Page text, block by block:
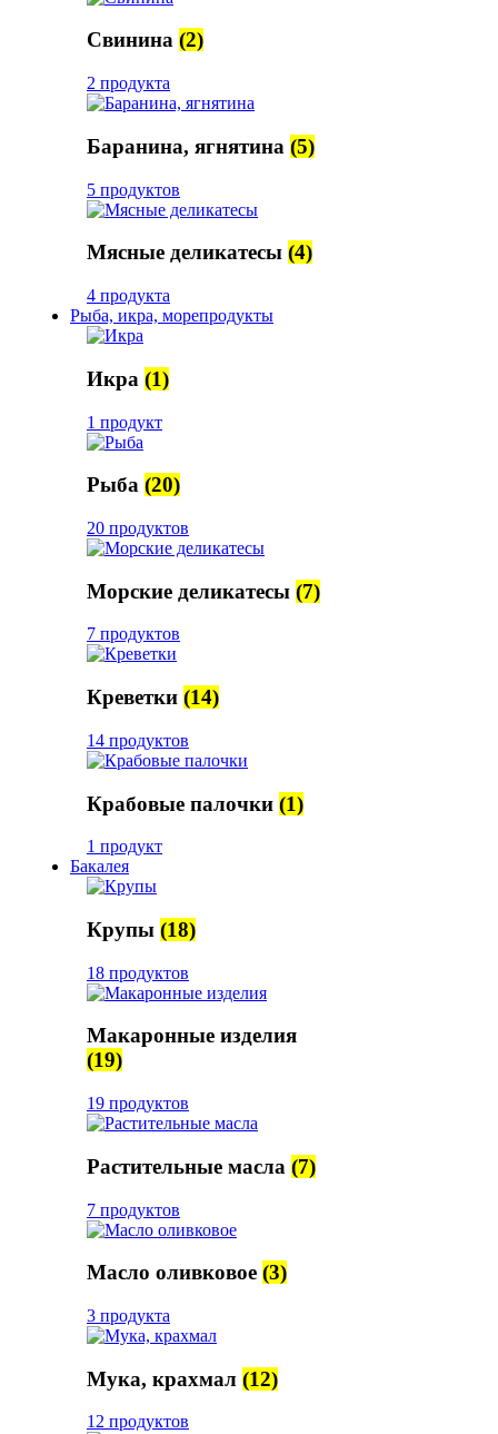
Свинина (2)
2 продукта
Баранина, ягнятина (5)
5 продуктов
Мясные деликатесы (4)
4 продукта
Рыба, икра, морепродукты
Икра (1)
1 продукт
Рыба (20)
20 продуктов
Морские деликатесы (7)
7 продуктов
Креветки (14)
14 продуктов
Крабовые палочки (1)
1 продукт
Бакалея
Крупы (18)
18 продуктов
Макаронные изделия
(19)
19 продуктов
Растительные масла (7)
7 продуктов
Масло оливковое (3)
3 продукта
Мука, крахмал (12)
12 продуктов